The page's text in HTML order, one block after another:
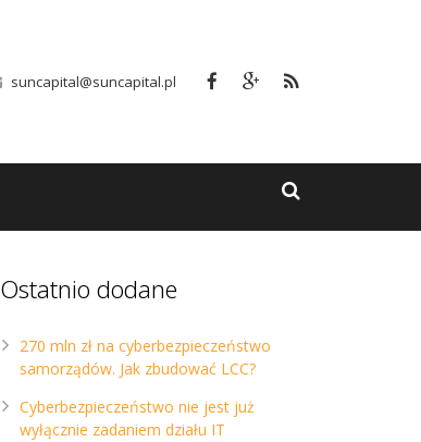
suncapital@suncapital.pl
Ostatnio dodane
270 mln zł na cyberbezpieczeństwo
samorządów. Jak zbudować LCC?
Cyberbezpieczeństwo nie jest już
wyłącznie zadaniem działu IT